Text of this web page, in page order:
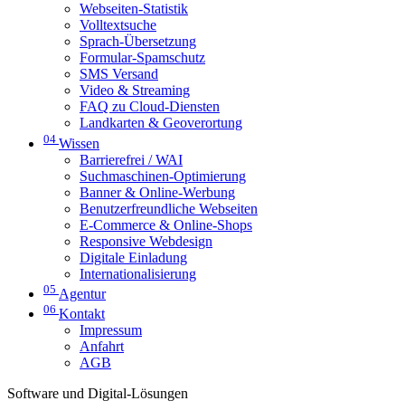
Webseiten-Statistik
Volltextsuche
Sprach-Übersetzung
Formular-Spamschutz
SMS Versand
Video & Streaming
FAQ zu Cloud-Diensten
Landkarten & Geoverortung
04 Wissen
Barrierefrei / WAI
Suchmaschinen-Optimierung
Banner & Online-Werbung
Benutzerfreundliche Webseiten
E-Commerce & Online-Shops
Responsive Webdesign
Digitale Einladung
Internationalisierung
05 Agentur
06 Kontakt
Impressum
Anfahrt
AGB
Software und Digital-Lösungen